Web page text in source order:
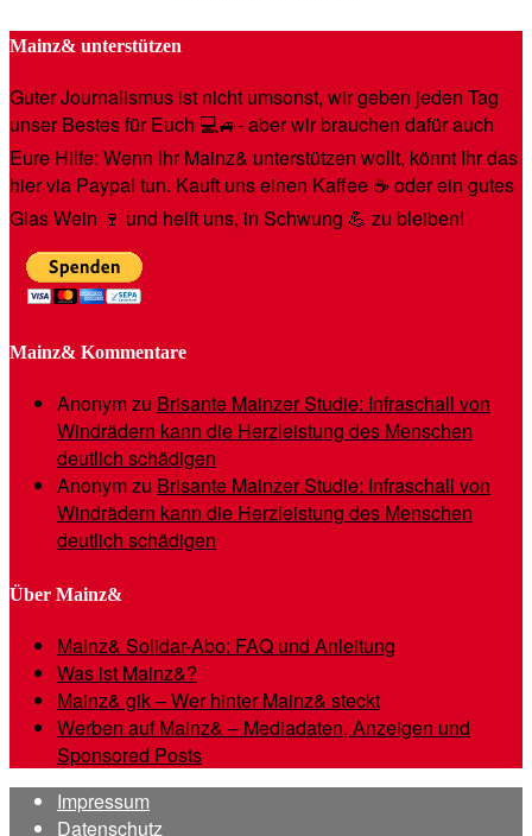
Mainz& unterstützen
Guter Journalismus ist nicht umsonst, wir geben jeden Tag
unser Bestes für Euch 💻🚙- aber wir brauchen dafür auch
Eure Hilfe: Wenn Ihr Mainz& unterstützen wollt, könnt Ihr das
hier via Paypal tun. Kauft uns einen Kaffee ☕️ oder ein gutes
Glas Wein 🍷 und helft uns, in Schwung 💪 zu bleiben!
Mainz& Kommentare
Anonymzu Brisante Mainzer Studie: Infraschall von
Windrädern kann die Herzleistung des Menschen
deutlich schädigen
Anonymzu Brisante Mainzer Studie: Infraschall von
Windrädern kann die Herzleistung des Menschen
deutlich schädigen
Über Mainz&
Mainz& Solidar-Abo: FAQ und Anleitung
Was ist Mainz&?
Mainz& gik – Wer hinter Mainz& steckt
Werben auf Mainz& – Mediadaten, Anzeigen und
Sponsored Posts
Impressum
Datenschutz